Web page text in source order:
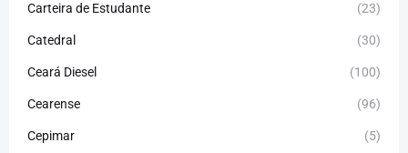
Carteira de Estudante (23)
Catedral (30)
Ceará Diesel (100)
Cearense (96)
Cepimar (5)